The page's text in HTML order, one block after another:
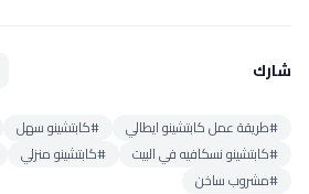
شارك
#طريقة عمل كابتشينو ايطالي #كابتشينو سهل
#كابتشينو نسكافيه في البيت
#كابتشينو منزلي
#مشروب ساخن